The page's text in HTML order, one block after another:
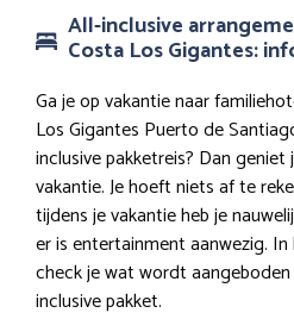
All-inclusive
Costa Los Gigantes:
Ga je op vakantie naar
Los Gigantes Puerto de
inclusive pakketreis? Dan
vakantie. Je hoeft niets af te
tijdens je vakantie heb je
er is entertainment aanwezig.
check je wat wordt
inclusive pakket.